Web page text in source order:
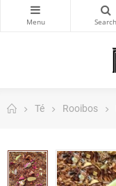
Té Rooibos